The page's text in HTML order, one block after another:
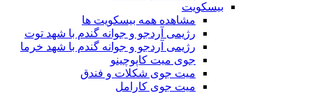
بیسکویت
مشاهده همه بیسکویت ها
رژیمی آردجو و جوانه گندم با شهد توت
رژیمی آردجو و جوانه گندم با شهد خرما
جوی میت کاپوچینو
میت جوی شکلات و فندق
میت جوی کارامل